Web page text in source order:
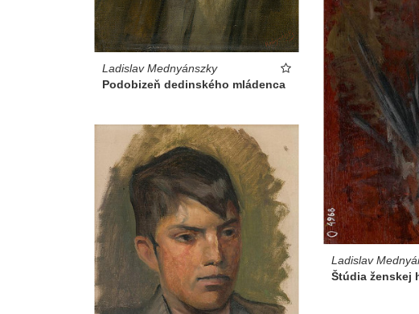
Ladislav Mednyánszky
Podobizeň dedinského mládenca
Ladislav
Štúdia ženskej